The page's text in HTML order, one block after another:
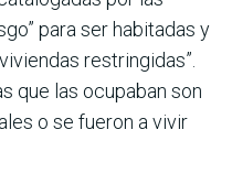
para ser habi­tadas y
restringidas”.
que las ocupaban son
o se fueron a vivir